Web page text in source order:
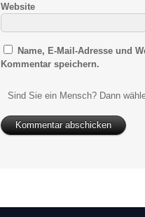
Website
Name, E-Mail-Adresse und
Kommentar speichern.
Sind Sie ein Mensch? Dann